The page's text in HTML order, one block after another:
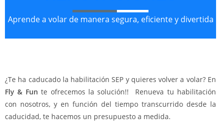
Aprende a volar de manera segura, eficiente y divertida
¿Te ha caducado la habilitación SEP y quieres volver a volar? En
Fly & Fun te ofrecemos la solución!! Renueva tu habilitación
con nosotros, y en función del tiempo transcurrido desde la
caducidad, te hacemos un presupuesto a medida.